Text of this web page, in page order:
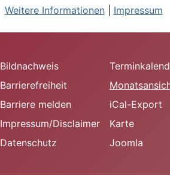
Bildnachweis
Barrierefreiheit
Barriere melden
Impressum/Disclaimer
Datenschutz
iCal-Export
Karte
Joomla
Weitere Informationen| Impressum